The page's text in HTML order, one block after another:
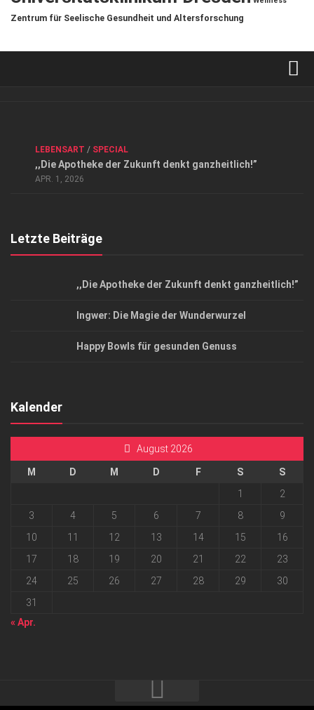
Zentrum für Seelische Gesundheit und Altersforschung
Datenschutzerklärung
Top Magazin Dresden / Ostsachsen
LEBENSART / SPECIAL
,,Die Apotheke der Zukunft denkt ganzheitlich!”
APR. 1, 2026
Letzte Beiträge
,,Die Apotheke der Zukunft denkt ganzheitlich!”
Ingwer: Die Magie der Wunderwurzel
Happy Bowls für gesunden Genuss
Kalender
August 2026
M D M D F S
S
1
2
3
4 5 6 7 8
9
10
11 12 13 14 15
16
17
18 19 20 21 22
23
24
25 26 27 28 29
30
31
« Apr.